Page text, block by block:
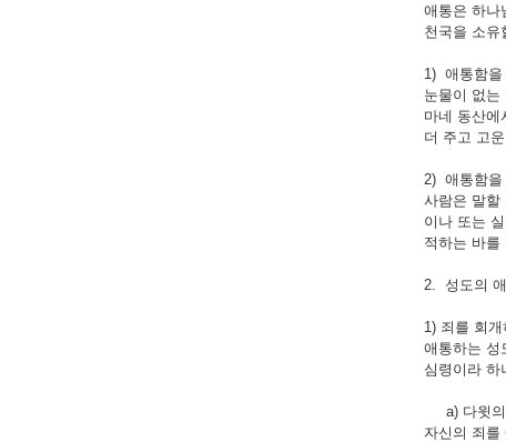
애통은 하나
천국을 소유
1) 애통함을
눈물이 없는
마네 동산에
더 주고 고
2) 애통함을
사람은 말할
이나 또는
적하는 바를
2. 성도의
1) 죄를 회
애통하는 성
심령이라 하
a) 다윗의
자신의 죄를